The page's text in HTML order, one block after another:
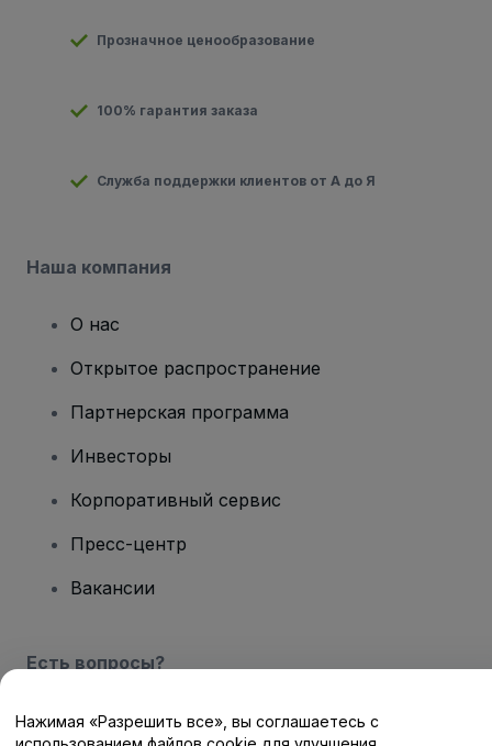
Прозначное ценообразование
100% гарантия заказа
Служба поддержки клиентов от А до Я
Наша компания
О нас
Открытое распространение
Партнерская программа
Инвесторы
Корпоративный сервис
Пресс-центр
Вакансии
Есть вопросы?
Центр помощи / Свяжитесь с нами
Нажимая «Разрешить все», вы соглашаетесь с